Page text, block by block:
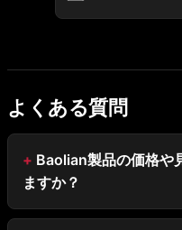
よくある質問
Baolian製品の価格や
ますか？